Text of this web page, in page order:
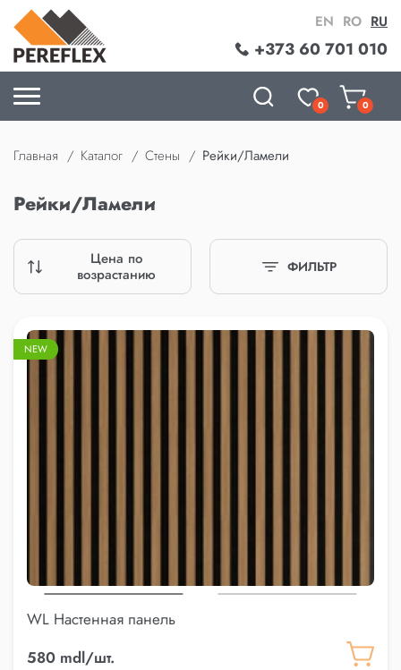
+373 60 701 010
EN RO RU
0 0
Главная Каталог Стены Рейки/Ламели
Рейки/Ламели
Цена по
возрастанию
ФИЛЬТР
NEW
WL Настенная панель
580 mdl/шт.